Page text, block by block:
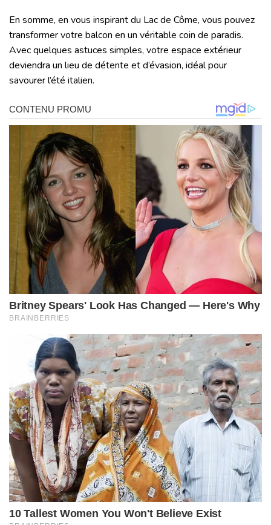
En somme, en vous inspirant du Lac de Côme, vous pouvez
transformer votre balcon en un véritable coin de paradis.
Avec quelques astuces simples, votre espace extérieur
deviendra un lieu de détente et d’évasion, idéal pour
savourer l’été italien.